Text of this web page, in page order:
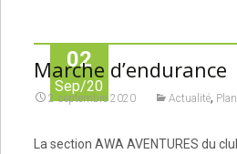
02
Sep/20
Marche d’endurance
2 septembre 2020 Actualité,
La section AWA AVENTURES du